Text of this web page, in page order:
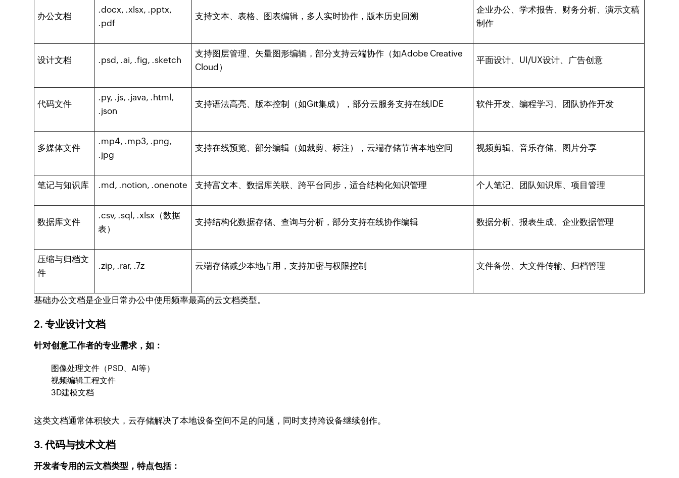
办公文档
.docx, .xlsx, .pptx,
.pdf
支持文本、表格、图表编辑，多人实时协作，版本历史回溯
企业办公、学术报告、财务分析、演示文稿
制作
设计文档 .psd, .ai, .fig, .sketch
支持图层管理、矢量图形编辑，部分支持云端协作（如Adobe Creative
Cloud）
平面设计、UI/UX设计、广告创意
代码文件
.py, .js, .java, .html,
.json
支持语法高亮、版本控制（如Git集成），部分云服务支持在线IDE 软件开发、编程学习、团队协作开发
多媒体文件
.mp4, .mp3, .png,
.jpg
支持在线预览、部分编辑（如裁剪、标注），云端存储节省本地空间 视频剪辑、音乐存储、图片分享
笔记与知识库 .md, .notion, .onenote 支持富文本、数据库关联、跨平台同步，适合结构化知识管理 个人笔记、团队知识库、项目管理
数据库文件
.csv, .sql, .xlsx（数据
表）
支持结构化数据存储、查询与分析，部分支持在线协作编辑 数据分析、报表生成、企业数据管理
压缩与归档文
件
.zip, .rar, .7z 云端存储减少本地占用，支持加密与权限控制 文件备份、大文件传输、归档管理
基础办公文档是企业日常办公中使用频率最高的云文档类型。
2. 专业设计文档
针对创意工作者的专业需求，如：
图像处理文件（PSD、AI等）
视频编辑工程文件
3D建模文档
这类文档通常体积较大，云存储解决了本地设备空间不足的问题，同时支持跨设备继续创作。
3. 代码与技术文档
开发者专用的云文档类型，特点包括：